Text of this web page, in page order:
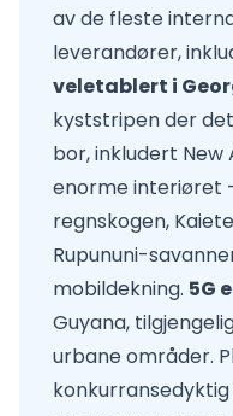
av de fleste
leverandører,
veletablert i
kyststripen der
bor, inkludert New
enorme interiøret
regnskogen,
Rupununi-
mobildekning. 5G
Guyana,
urbane områder.